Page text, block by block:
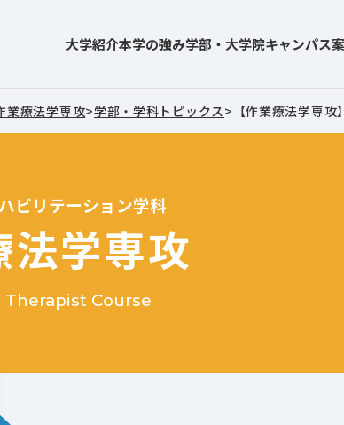
大学紹介本学の強み学部・大学院キャンパス
業療法学専攻>学部・学科トピックス > 【作業療法学専
ビリテーション学科
法学専攻
Course